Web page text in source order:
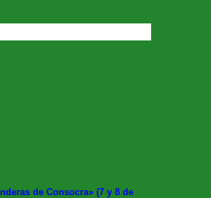
de Consocra» (7 y 8 de